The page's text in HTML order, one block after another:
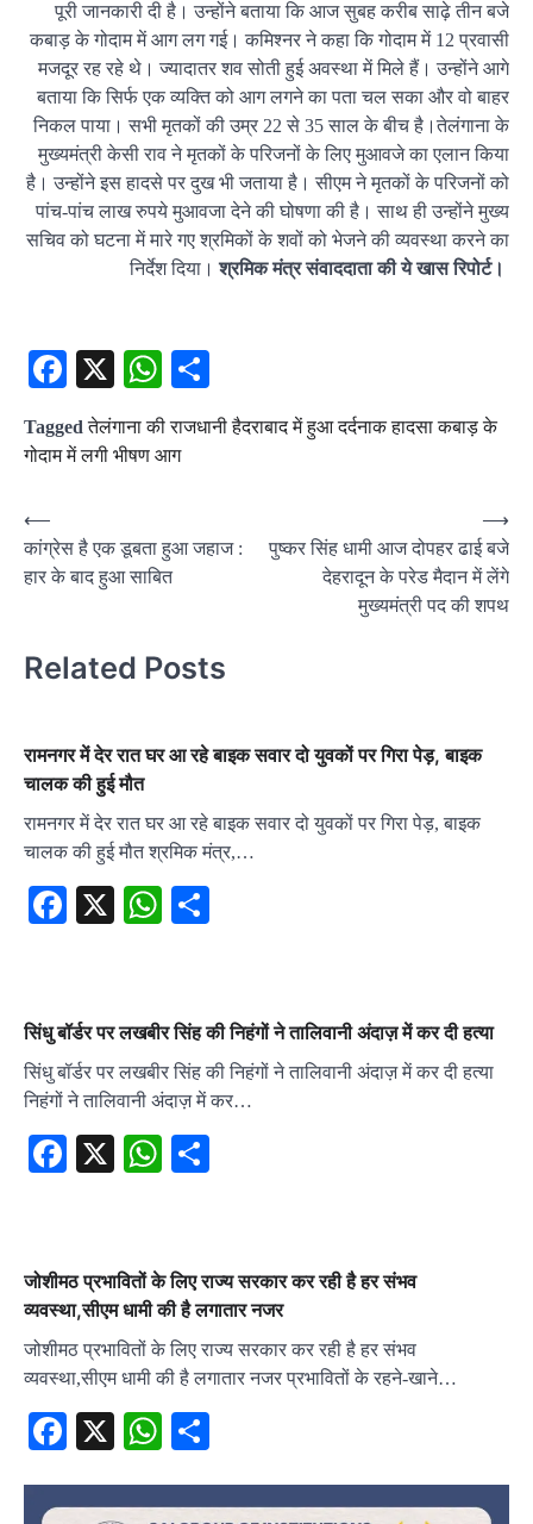
पूरी जानकारी दी है। उन्होंने बताया कि आज सुबह करीब साढ़े तीन बजे
कबाड़ के गोदाम में आग लग गई। कमिश्नर ने कहा कि गोदाम में 12 प्रवासी
मजदूर रह रहे थे। ज्यादातर शव सोती हुई अवस्था में मिले हैं। उन्होंने आगे
बताया कि सिर्फ एक व्यक्ति को आग लगने का पता चल सका और वो बाहर
निकल पाया। सभी मृतकों की उम्र 22 से 35 साल के बीच है।तेलंगाना के
मुख्यमंत्री केसी राव ने मृतकों के परिजनों के लिए मुआवजे का एलान किया
है। उन्होंने इस हादसे पर दुख भी जताया है। सीएम ने मृतकों के परिजनों को
पांच-पांच लाख रुपये मुआवजा देने की घोषणा की है। साथ ही उन्होंने मुख्य
सचिव को घटना में मारे गए श्रमिकों के शवों को भेजने की व्यवस्था करने का
निर्देश दिया।श्रमिक मंत्र संवाददाता की ये खास रिपोर्ट।
Facebook
X WhatsApp
Taggedतेलंगाना की राजधानी हैदराबाद में हुआ दर्दनाक हादसा कबाड़ के
गोदाम में लगी भीषण आग
Post
navigation
⟵
कांग्रेस है एक डूबता हुआ जहाज :
हार के बाद हुआ साबित
पुष्‍कर सिंह धामी आज दोपहर ढाई बजे
देहरादून के परेड मैदान में लेंगे
मुख्‍यमंत्री पद की शपथ
⟶
Related Posts
रामनगर में देर रात घर आ रहे बाइक सवार दो युवकों पर गिरा पेड़, बाइक
चालक की हुई मौत
रामनगर में देर रात घर आ रहे बाइक सवार दो युवकों पर गिरा पेड़, बाइक
चालक की हुई मौत श्रमिक मंत्र,…
Facebook
X WhatsApp
सिंधु बॉर्डर पर लखबीर सिंह की निहंगों ने तालिवानी अंदाज़ में कर दी हत्या
सिंधु बॉर्डर पर लखबीर सिंह की निहंगों ने तालिवानी अंदाज़ में कर दी हत्या
निहंगों ने तालिवानी अंदाज़ में कर…
Facebook
X WhatsApp
जोशीमठ प्रभावितों के लिए राज्य सरकार कर रही है हर संभव
व्यवस्था,सीएम धामी की है लगातार नजर
जोशीमठ प्रभावितों के लिए राज्य सरकार कर रही है हर संभव
व्यवस्था,सीएम धामी की है लगातार नजर प्रभावितों के रहने-खाने…
Facebook
X WhatsApp